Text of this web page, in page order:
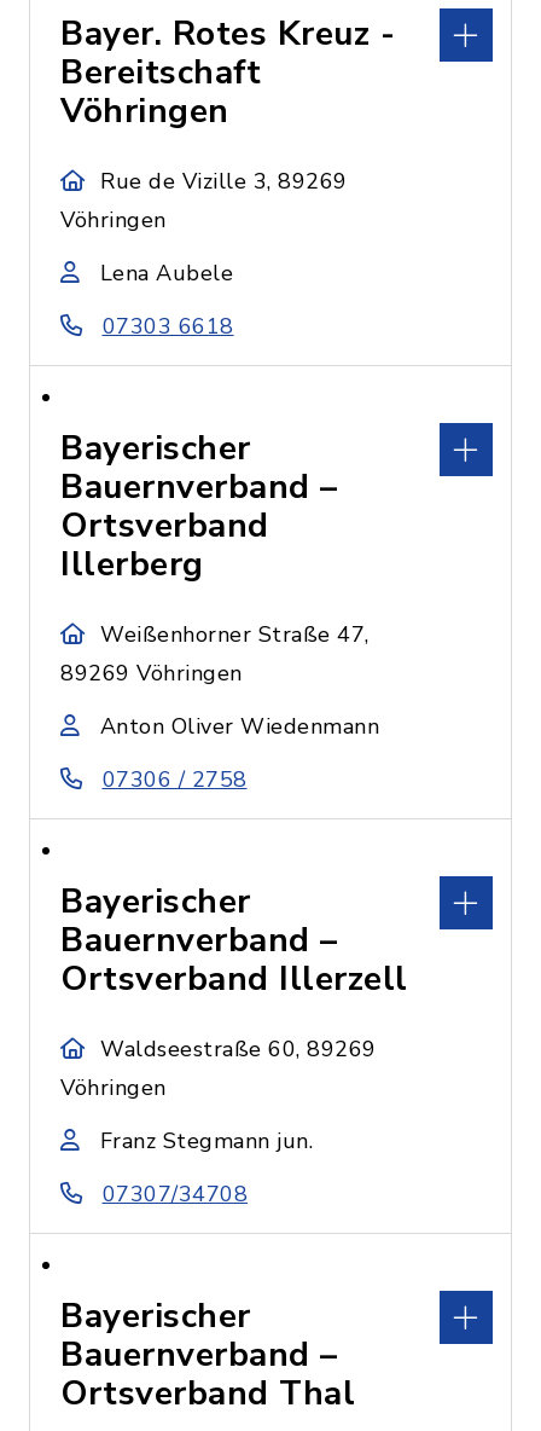
Bayer. Rotes Kreuz -
Bereitschaft
Vöhringen
Rue de Vizille 3, 89269
Vöhringen
Lena Aubele
07303 6618
Bayerischer
Bauernverband –
Ortsverband
Illerberg
Weißenhorner Straße 47,
89269 Vöhringen
Anton Oliver Wiedenmann
07306 / 2758
Bayerischer
Bauernverband –
Ortsverband Illerzell
Waldseestraße 60, 89269
Vöhringen
Franz Stegmann jun.
07307/34708
Bayerischer
Bauernverband –
Ortsverband Thal